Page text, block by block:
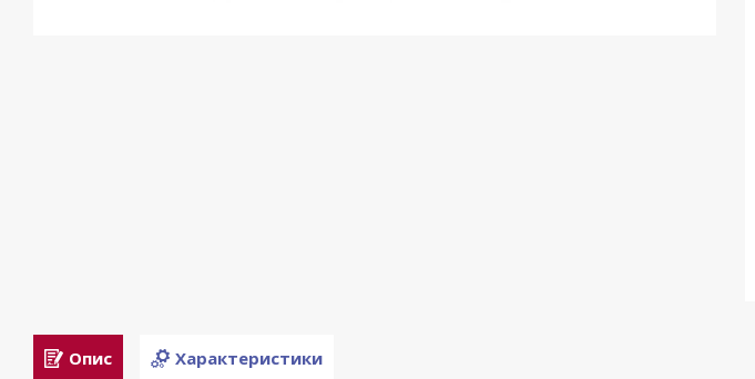
Опис Характеристики